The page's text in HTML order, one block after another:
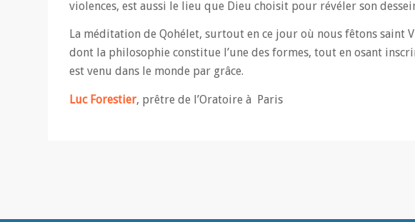
violences, est aussi le lieu que Dieu choisit pour révéler son
La méditation de Qohélet, surtout en ce jour où nous fêtons saint
dont la philosophie constitue l’une des formes, tout en osant
est venu dans le monde par grâce.
Luc Forestier, prêtre de l’Oratoire à Paris